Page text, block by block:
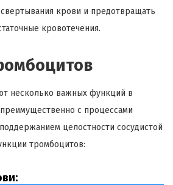
крови и предотвращать
кровотечения.
несколько важных функций в
с процессами
целостности сосудистой
тромбоцитов: